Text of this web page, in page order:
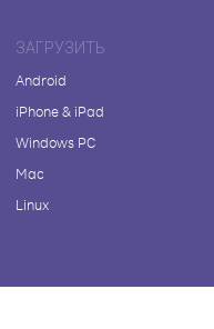
ЗАГРУЗИТЬ
Android
iPhone & iPad
Windows PC
Mac
Linux